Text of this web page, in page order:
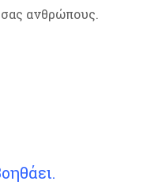
ανθρώπους.